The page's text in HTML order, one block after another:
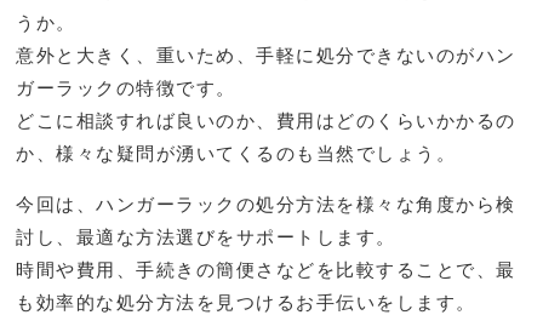
うか。
意外と大きく、重いため、手軽に処分できないのがハン
ガーラックの特徴です。
どこに相談すれば良いのか、費用はどのくらいかかるの
か、様々な疑問が湧いてくるのも当然でしょう。
今回は、ハンガーラックの処分方法を様々な角度から検
討し、最適な方法選びをサポートします。
時間や費用、手続きの簡便さなどを比較することで、最
も効率的な処分方法を見つけるお手伝いをします。